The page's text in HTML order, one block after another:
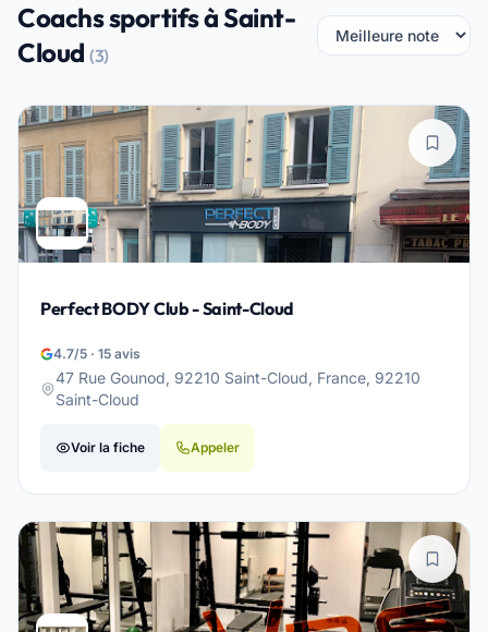
Coachs sportifs à Saint-
Cloud(3)
Perfect BODY Club - Saint-Cloud
4.7/5 · 15 avis
47 Rue Gounod, 92210 Saint-Cloud, France, 92210
Saint-Cloud
Voir la fiche Appeler